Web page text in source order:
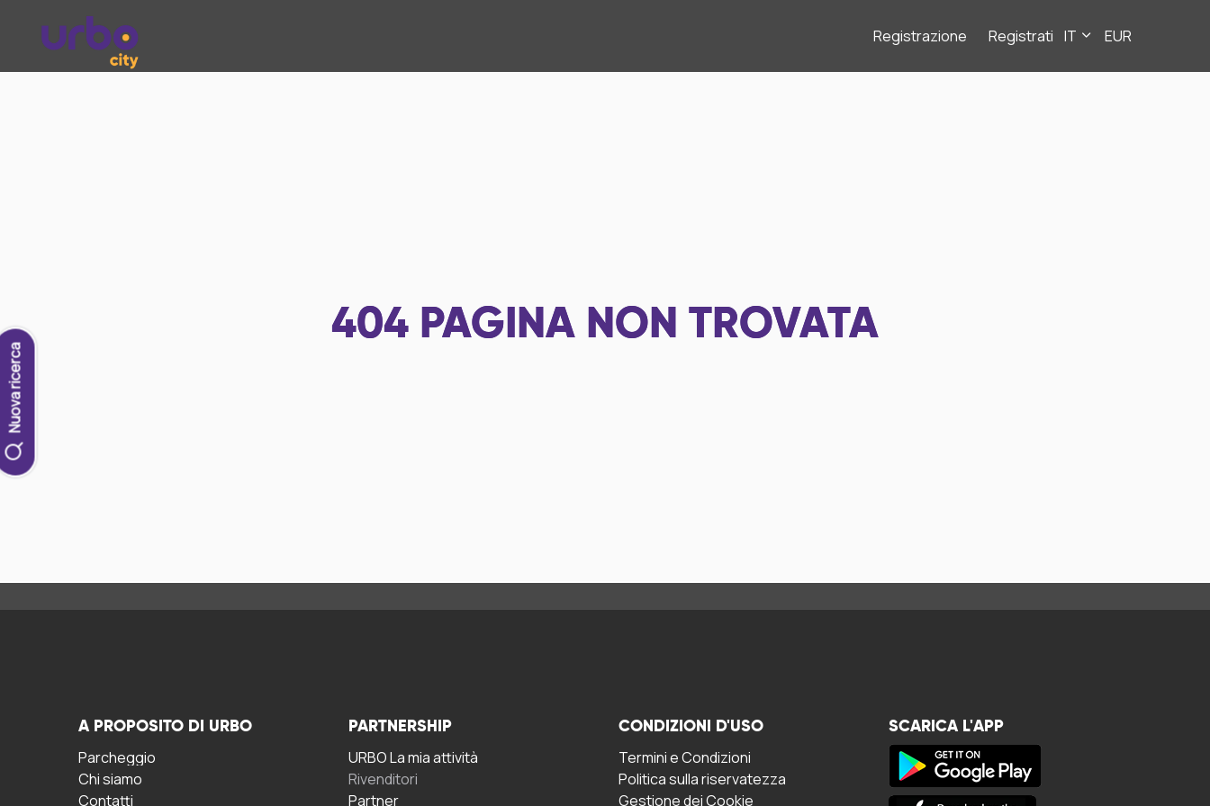
Registrazione Registrati IT EUR
Nuova ricerca
404 PAGINA NON TROVATA
A PROPOSITO DI URBO
Parcheggio
Chi siamo
Contatti
PARTNERSHIP
URBO La mia attività
Rivenditori
Partner
CONDIZIONI D'USO
Termini e Condizioni
Politica sulla riservatezza
Gestione dei Cookie
SCARICA L'APP